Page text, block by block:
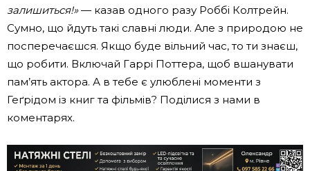
залишиться!»— казав одного разу Роббі Колтрейн.
Сумно, що йдуть такі славні люди. Але з природою не
посперечаєшся. Якщо буде вільний час, то ти знаєш,
що робити. Включай Гаррі Поттера, щоб вшанувати
пам’ять актора. А в тебе є улюблені моменти з
Геґрідом із книг та фільмів? Поділися з нами в
коментарях.